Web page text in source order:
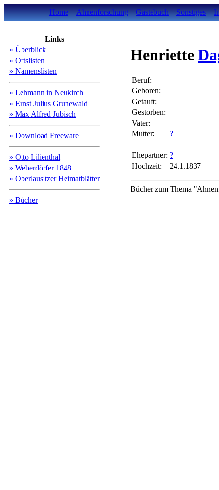
Home Ahnenforschung Gästebuch Sonstiges
Links
» Überblick
» Ortslisten
» Namenslisten
» Lehmann in Neukirch
» Ernst Julius Grunewald
» Max Alfred Jubisch
» Download Freeware
» Otto Lilienthal
» Weberdörfer 1848
» Oberlausitzer Heimatblätter
» Bücher
Henriette
Beruf:
Geboren:
Getauft:
Gestorben:
Vater:
Mutter:
?
Ehepartner: ?
Hochzeit:
24.1.1837
Bücher zum Thema